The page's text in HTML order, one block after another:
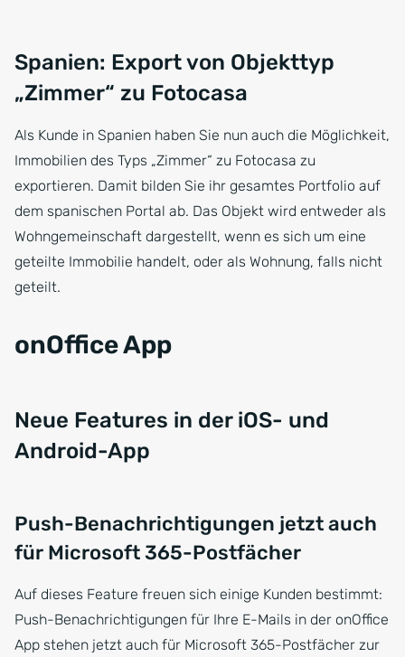
Spanien: Export von Objekttyp
„Zimmer“ zu Fotocasa
Als Kunde in Spanien haben Sie nun auch die Möglichkeit,
Immobilien des Typs „Zimmer“ zu Fotocasa zu
exportieren. Damit bilden Sie ihr gesamtes Portfolio auf
dem spanischen Portal ab. Das Objekt wird entweder als
Wohngemeinschaft dargestellt, wenn es sich um eine
geteilte Immobilie handelt, oder als Wohnung, falls nicht
geteilt.
onOffice App
Neue Features in der iOS- und
Android-App
Push-Benachrichtigungen jetzt auch
für Microsoft 365-Postfächer
Auf dieses Feature freuen sich einige Kunden bestimmt:
Push-Benachrichtigungen für Ihre E-Mails in der onOffice
App stehen jetzt auch für Microsoft 365-Postfächer zur